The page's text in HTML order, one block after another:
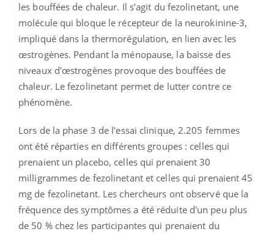
les bouffées de chaleur. Il s’agit du fezolinetant, une
molécule qui bloque le récepteur de la neurokinine-3,
impliqué dans la thermorégulation, en lien avec les
œstrogènes. Pendant la ménopause, la baisse des
niveaux d'œstrogènes provoque des bouffées de
chaleur. Le fezolinetant permet de lutter contre ce
phénomène.
Lors de la phase 3 de l’essai clinique, 2.205 femmes
ont été réparties en différents groupes : celles qui
prenaient un placebo, celles qui prenaient 30
milligrammes de fezolinetant et celles qui prenaient 45
mg de fezolinetant. Les chercheurs ont observé que la
fréquence des symptômes a été réduite d'un peu plus
de 50 % chez les participantes qui prenaient du